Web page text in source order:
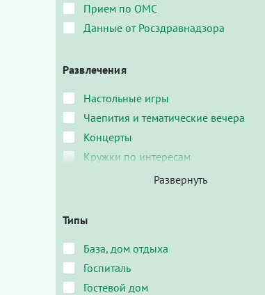
Прием по ОМС
Данные от Росздравнадзора
Развлечения
Настольные игры
Чаепития и тематические вечера
Концерты
Кружки по интересам
Типы
База, дом отдыха
Госпиталь
Гостевой дом